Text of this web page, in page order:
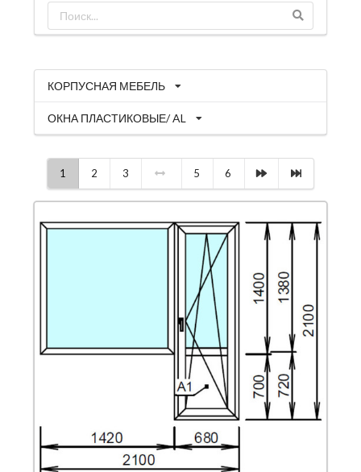
КОРПУСНАЯ МЕБЕЛЬ
ОКНА ПЛАСТИКОВЫЕ/ AL
1 2 3 5 6